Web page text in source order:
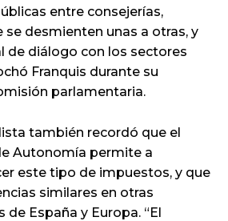
entre consejerías,
se desmienten unas a otras, y
de diálogo con los sectores
Franquis durante su
parlamentaria.
también recordó que el
Autonomía permite a
este tipo de impuestos, y que
similares en otras
España y Europa. “El